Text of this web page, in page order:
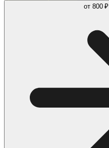
от 800 ₽